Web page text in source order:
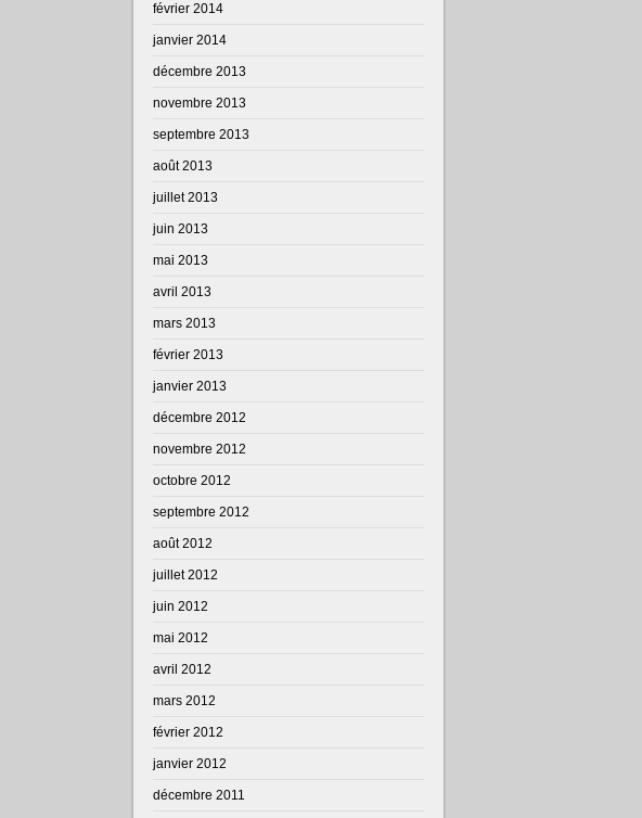
février 2014
janvier 2014
décembre 2013
novembre 2013
septembre 2013
août 2013
juillet 2013
juin 2013
mai 2013
avril 2013
mars 2013
février 2013
janvier 2013
décembre 2012
novembre 2012
octobre 2012
septembre 2012
août 2012
juillet 2012
juin 2012
mai 2012
avril 2012
mars 2012
février 2012
janvier 2012
décembre 2011